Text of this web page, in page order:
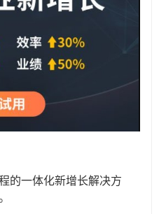
的一体化新增长解决方